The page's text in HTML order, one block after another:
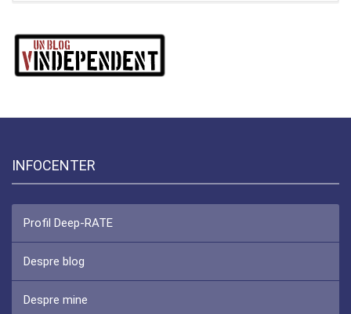
INFOCENTER
Profil Deep-RATE
Despre blog
Despre mine